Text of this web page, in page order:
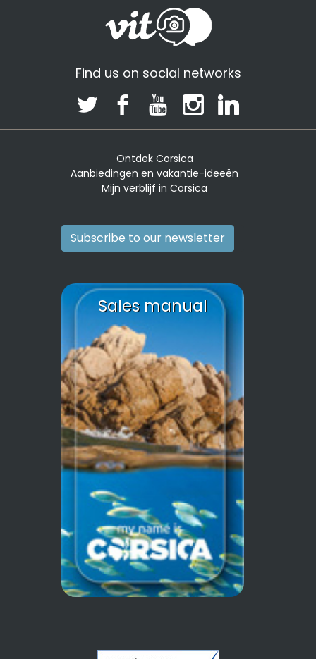
Find us on social networks
Ontdek Corsica
Aanbiedingen en vakantie-ideeën
Mijn verblijf in Corsica
Subscribe to our newsletter
Sales manual